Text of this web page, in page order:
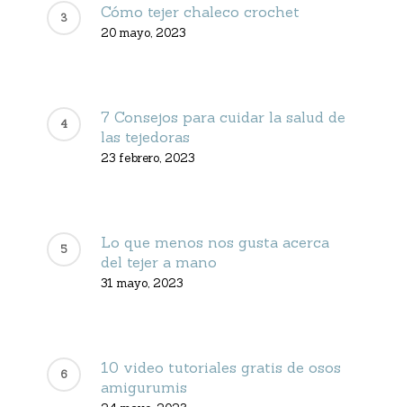
Cómo tejer chaleco crochet
20 mayo, 2023
7 Consejos para cuidar la salud de
las tejedoras
23 febrero, 2023
Lo que menos nos gusta acerca
del tejer a mano
31 mayo, 2023
10 video tutoriales gratis de osos
amigurumis